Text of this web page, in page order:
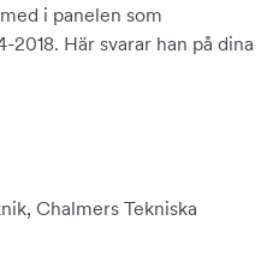
i panelen som
Här svarar han på dina
Chalmers Tekniska